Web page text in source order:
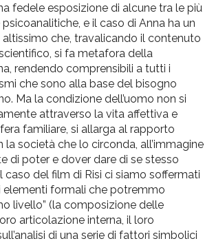
fedele esposizione di alcune tra le più
e il caso di Anna ha un
che, travalicando il contenuto
si fa metafora della
rendendo comprensibili a tutti i
che sono alla base del bisogno
Ma la condizione dell’uomo non si
attraverso la vita affettiva e
familiare, si allarga al rapporto
la società che lo circonda, all’immagine
di poter e dover dare di se stesso
caso del film di Risi ci siamo soffermati
formali che potremmo
livello” (la composizione delle
articolazione interna, il loro
di una serie di fattori simbolici